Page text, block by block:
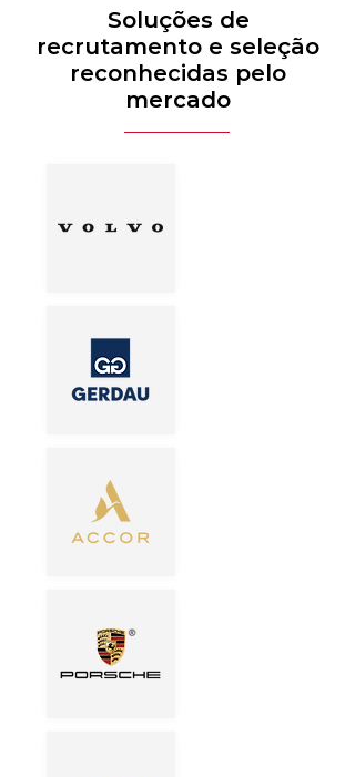
Soluções de
recrutamento e seleção
reconhecidas pelo
mercado